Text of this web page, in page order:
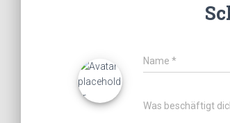
Name *
Was beschäftigt